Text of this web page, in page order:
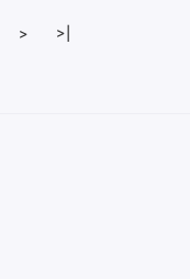
> >|